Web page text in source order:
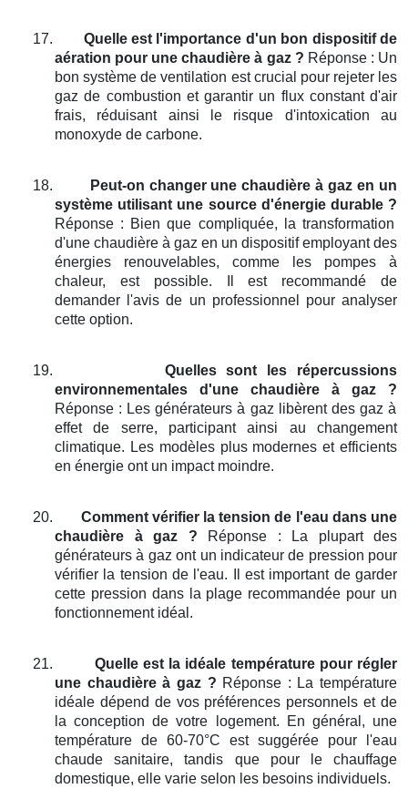
17.
Quelle est l'importance d'un bon dispositif de
aération pour une chaudière à gaz ? Réponse : Un
bon système de ventilation est crucial pour rejeter les
gaz de combustion et garantir un flux constant d'air
frais, réduisant ainsi le risque d'intoxication au
monoxyde de carbone.
18.
Peut-on changer une chaudière à gaz en un
système utilisant une source d'énergie durable ?
Réponse : Bien que compliquée, la transformation
d'une chaudière à gaz en un dispositif employant des
énergies renouvelables, comme les pompes à
chaleur, est possible. Il est recommandé de
demander l'avis de un professionnel pour analyser
cette option.
19.
Quelles sont les répercussions
environnementales d'une chaudière à gaz ?
Réponse : Les générateurs à gaz libèrent des gaz à
effet de serre, participant ainsi au changement
climatique. Les modèles plus modernes et efficients
en énergie ont un impact moindre.
20.
Comment vérifier la tension de l'eau dans une
chaudière à gaz ? Réponse : La plupart des
générateurs à gaz ont un indicateur de pression pour
vérifier la tension de l'eau. Il est important de garder
cette pression dans la plage recommandée pour un
fonctionnement idéal.
21.
Quelle est la idéale température pour régler
une chaudière à gaz ? Réponse : La température
idéale dépend de vos préférences personnels et de
la conception de votre logement. En général, une
température de 60-70°C est suggérée pour l'eau
chaude sanitaire, tandis que pour le chauffage
domestique, elle varie selon les besoins individuels.